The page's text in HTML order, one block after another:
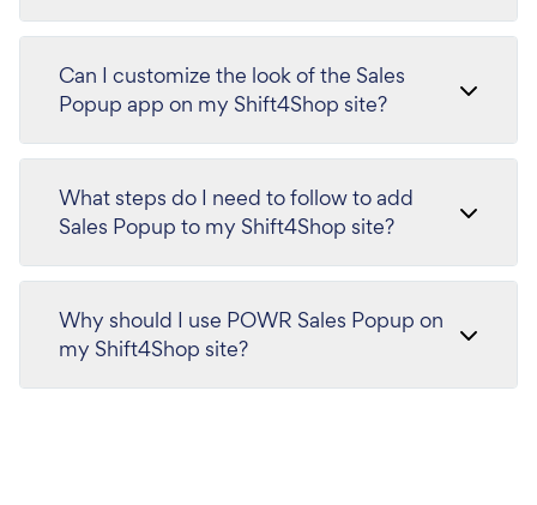
Can I customize the look of the Sales
Popup app on my Shift4Shop site?
What steps do I need to follow to add
Sales Popup to my Shift4Shop site?
Why should I use POWR Sales Popup on
my Shift4Shop site?